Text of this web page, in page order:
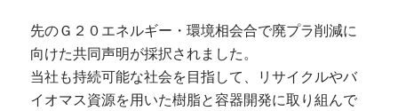
先のＧ２０エネルギー・環境相会合で廃プラ削減に
向けた共同声明が採択されました。
当社も持続可能な社会を目指して、リサイクルやバ
イオマス資源を用いた樹脂と容器開発に取り組んで